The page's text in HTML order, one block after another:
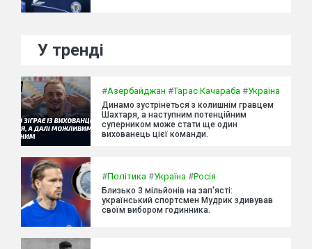
У тренді
#Азербайджан #Тарас Качараба #Україна
Динамо зустрінеться з колишнім гравцем
Шахтаря, а наступним потенційним
суперником може стати ще один
вихованець цієї команди.
#Політика #Україна #Росія
Близько 3 мільйонів на зап'ясті:
український спортсмен Мудрик здивував
своїм вибором годинника.